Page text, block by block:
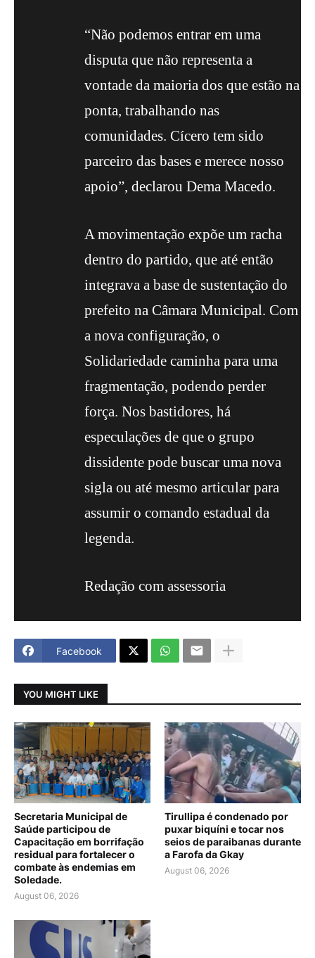
“Não podemos entrar em uma
disputa que não representa a
vontade da maioria dos que estão na
ponta, trabalhando nas
comunidades. Cícero tem sido
parceiro das bases e merece nosso
apoio”, declarou Dema Macedo.
A movimentação expõe um racha
dentro do partido, que até então
integrava a base de sustentação do
prefeito na Câmara Municipal. Com
a nova configuração, o
Solidariedade caminha para uma
fragmentação, podendo perder
força. Nos bastidores, há
especulações de que o grupo
dissidente pode buscar uma nova
sigla ou até mesmo articular para
assumir o comando estadual da
legenda.
Redação com assessoria
Facebook
YOU MIGHT LIKE
Secretaria Municipal de
Saúde participou de
Capacitação em borrifação
residual para fortalecer o
combate às endemias em
Soledade.
August 06, 2026
Tirullipa é condenado por
puxar biquíni e tocar nos
seios de paraibanas durante
a Farofa da Gkay
August 06, 2026